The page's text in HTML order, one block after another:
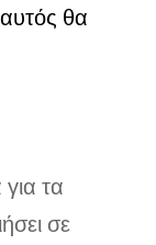
θα
τα
σε